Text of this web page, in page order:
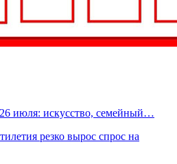
июля: искусство, семейный…
резко вырос спрос на